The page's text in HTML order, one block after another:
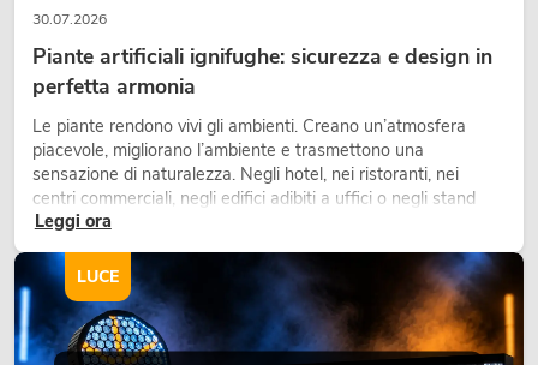
30.07.2026
Piante artificiali ignifughe: sicurezza e design in
perfetta armonia
Le piante rendono vivi gli ambienti. Creano un’atmosfera
piacevole, migliorano l’ambiente e trasmettono una
sensazione di naturalezza. Negli hotel, nei ristoranti, nei
centri commerciali, negli edifici adibiti a uffici o negli stand
fieristici, una vegetazione di alta qualità è ormai parte
integrante dei moderni progetti di arredamento.
Leggi ora
LUCE